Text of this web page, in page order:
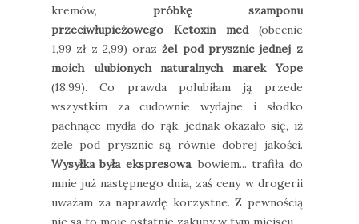
kremów, próbkę szamponu
przeciwłupieżowego Ketoxin med(obecnie
1,99 zł z 2,99) orazżel pod prysznic jednej z
moich ulubionych naturalnych marek Yope
(18,99). Co prawda polubiłam ją przede
wszystkim za cudownie wydajne i słodko
pachnące mydła do rąk, jednak okazało się, iż
żele pod prysznic są równie dobrej jakości.
Wysyłka była ekspresowa, bowiem... trafiła do
mnie już następnego dnia, zaś ceny w drogerii
uważam za naprawdę korzystne. Z pewnością